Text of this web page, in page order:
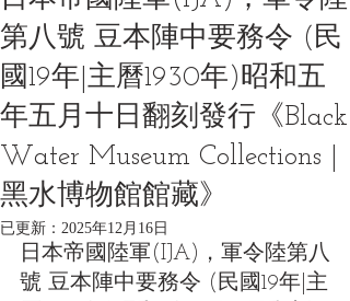
第八號 豆本陣中要務令 (民
國19年|主曆1930年)昭和五
年五月十日翻刻發行《Black
Water Museum Collections |
黑水博物館館藏》
已更新： 2025年12月16日
日本帝國陸軍(IJA)，軍令陸第八
號 豆本陣中要務令 (民國19年|主